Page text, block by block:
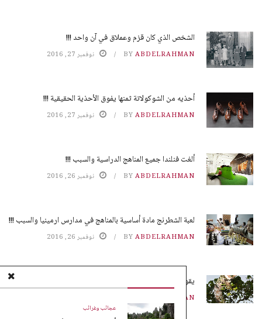
عجائب وغرائب
الشخص الذي كان قزم وعملاق في آن واحد !!!
BY ABDELRAHMAN نوفمبر 27, 2016
أحذيه من الشوكولاتة ثمنها يفوق الأحذية الحقيقية !!!
BY ABDELRAHMAN نوفمبر 27, 2016
ألغت فنلندا جميع المناهج الدراسية والسبب !!!
BY ABDELRAHMAN نوفمبر 26, 2016
لعبة الشطرنج مادة أساسية بالمناهج في مدارس ارمينيا والسبب !!!
BY ABDELRAHMAN نوفمبر 26, 2016
يقوم النمل بزراعة محاصيله بدون تربة !!!
ABDELRAHMAN